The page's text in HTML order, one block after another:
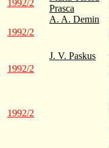
1992/2
Prasca
1992/2
A. A. Demin
1992/2
J. V. Paskus
1992/2